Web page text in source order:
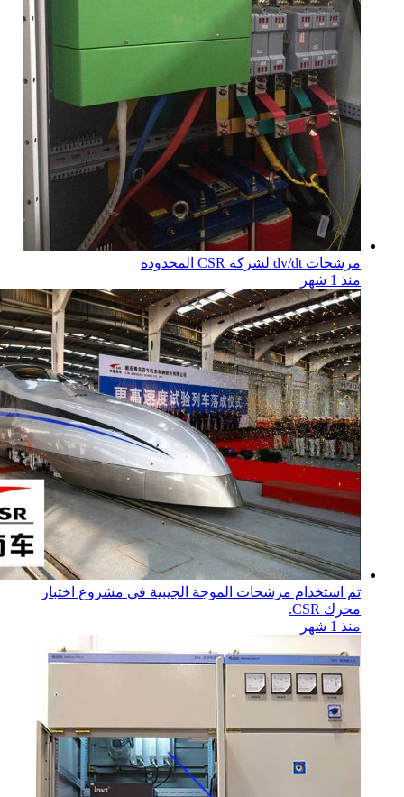
مرشحات dv/dt لشركة CSR المحدودة
منذ 1 شهر
تم استخدام مرشحات الموجة الجيبية في مشروع اختبار
محرك CSR.
منذ 1 شهر